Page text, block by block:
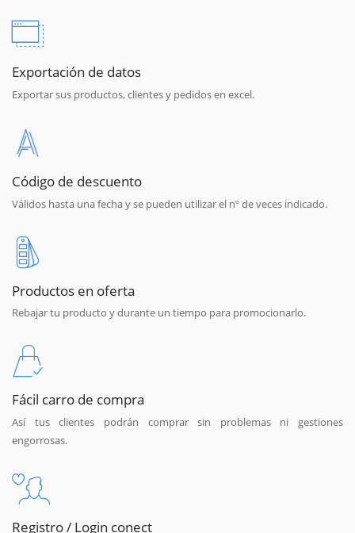
Exportación de datos
Exportar sus productos, clientes y pedidos en excel.
Código de descuento
Válidos hasta una fecha y se pueden utilizar el nº de veces indicado.
Productos en oferta
Rebajar tu producto y durante un tiempo para promocionarlo.
Fácil carro de compra
Así tus clientes podrán comprar sin problemas ni gestiones
engorrosas.
Registro / Login conect